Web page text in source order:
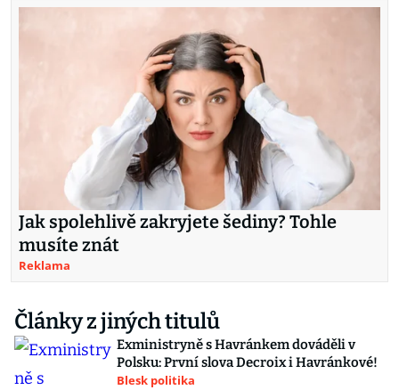
Jak spolehlivě zakryjete šediny? Tohle
musíte znát
Reklama
Články z jiných titulů
Exministryně s Havránkem dováděli v
Polsku: První slova Decroix i Havránkové!
Blesk politika